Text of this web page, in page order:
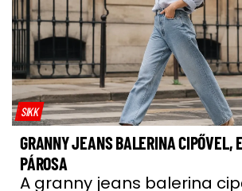
SIKK
GRANNY JEANS BALERINA CIPŐVEL,
PÁROSA
A granny jeans balerina